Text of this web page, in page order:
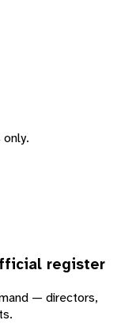
register
— directors,